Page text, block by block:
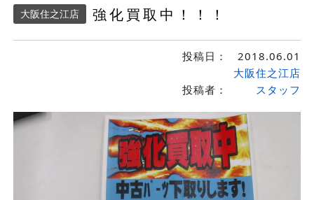
大阪住之江店 強化買取中！！！
投稿日： 2018.06.01
投稿者：
大阪住之江店
スタッフ